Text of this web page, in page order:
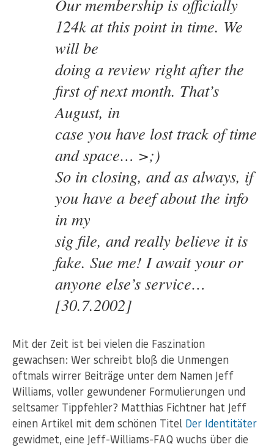
Our membership is officially
124k at this point in time. We
will be
doing a review right after the
first of next month. That’s
August, in
case you have lost track of time
and space… >;)
So in closing, and as always, if
you have a beef about the info
in my
sig file, and really believe it is
fake. Sue me! I await your or
anyone else’s service…
[30.7.2002]
Mit der Zeit ist bei vielen die Faszination
gewachsen: Wer schreibt bloß die Unmengen
oftmals wirrer Beiträge unter dem Namen Jeff
Williams, voller gewundener Formulierungen und
seltsamer Tippfehler? Matthias Fichtner hat Jeff
einen Artikel mit dem schönen Titel Der Identitäter
gewidmet, eine Jeff-Williams-FAQ wuchs über die